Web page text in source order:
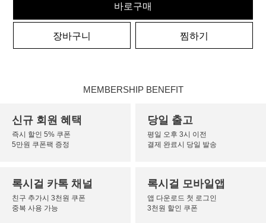
바로구매
장바구니 찜하기
MEMBERSHIP BENEFIT
신규 회원 혜택
즉시 할인 5% 쿠폰
5만원 쿠폰팩 증정
당일 출고
평일 오후 3시 이전
결제 완료시 당일 발송
록시걸 카톡 채널
친구 추가시 3천원 쿠폰
중복 사용 가능
록시걸 모바일앱
앱 다운로드 첫 로그인
3천원 할인 쿠폰